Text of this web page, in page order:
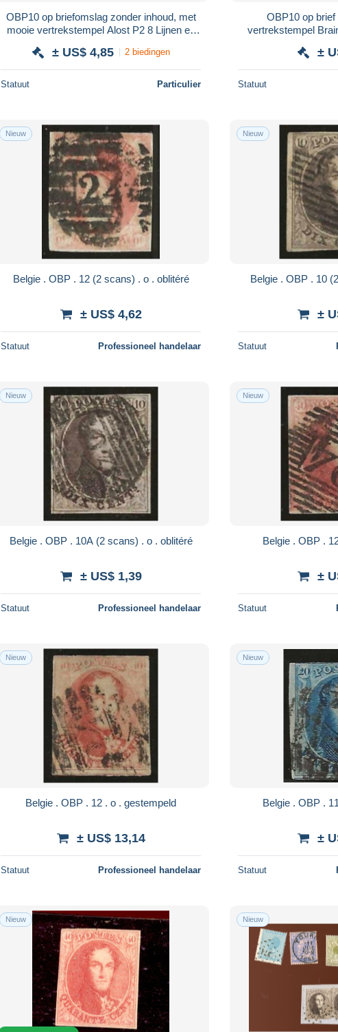
OBP10 op briefomslag zonder inhoud, met
mooie vertrekstempel Alost P2 8 Lijnen en
± US$ 4,85 2 biedingen
Statuut Particulier
OBP10 op
vertrekstempel
±
Statuut
Nieuw
Belgie . OBP . 12 (2 scans) . o . oblitéré
± US$ 4,62
Statuut Professioneel handelaar
Nieuw
±
Statuut
Nieuw
Belgie . OBP . 10A (2 scans) . o . oblitéré
± US$ 1,39
Statuut Professioneel handelaar
Nieuw
±
Statuut
Nieuw
Belgie . OBP . 12 . o . gestempeld
± US$ 13,14
Statuut Professioneel handelaar
Nieuw
±
Statuut
Nieuw Nieuw